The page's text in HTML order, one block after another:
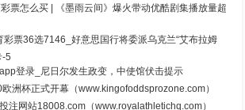
票怎么买 | 《墨雨云间》爆火带动优酷剧集播放量超
彩票36选7146_好意思国行将委派乌克兰“艾布拉姆
-5
登录_尼日尔发生政变，中使馆伏击提示
洲杯正式开幕（www.kingofoddsprozone.com）
注网站18008.com（www.royalathletichq.com）